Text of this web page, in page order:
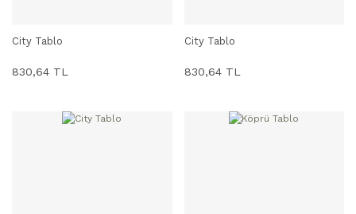
SEPETE EKLE
City Tablo
830,64 TL
SEPETE EKLE
City Tablo
830,64 TL